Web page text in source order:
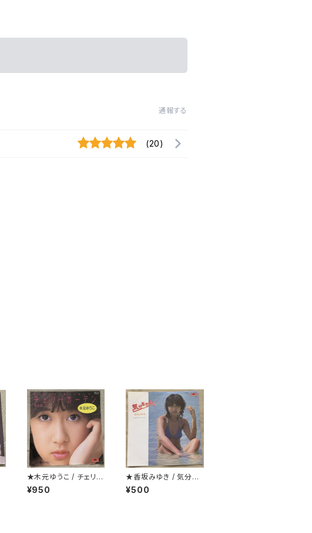
通報する
(20)
★木元ゆうこ / チェリー
ガーデン(桜の園)
¥950
★香坂みゆき / 気分を
変えて
¥500